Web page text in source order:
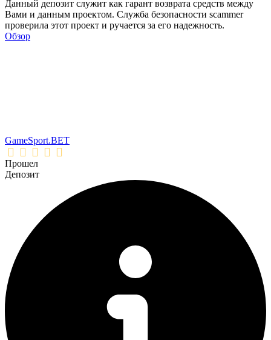
Данный депозит служит как гарант возврата средств между
Вами и данным проектом. Служба безопасности scammer
проверила этот проект и ручается за его надежность.
Обзор
GameSport.BET
Прошел
Депозит